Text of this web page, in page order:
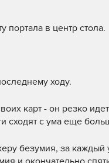
портала в центр стола.
ходу.
карт - он резко
сходят с ума еще
безумия, за каждый